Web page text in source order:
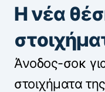
Η νέα
Άνοδος-σοκ
στοιχήματα